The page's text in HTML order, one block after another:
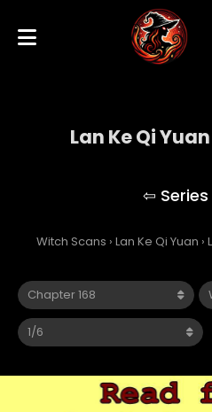
Lan Ke Qi
Witch Scans › Lan Ke Qi Yuan ›